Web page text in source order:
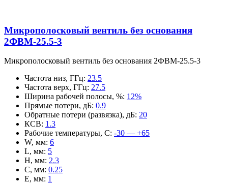
Микрополосковый вентиль без основания
2ФВМ-25.5-3
Микрополосковый вентиль без основания 2ФВМ-25.5-3
Частота низ, ГГц: 23.5
Частота верх, ГГц: 27.5
Ширина рабочей полосы, %: 12%
Прямые потери, дБ: 0.9
Обратные потери (развязка), дБ: 20
КСВ: 1.3
Рабочие температуры, С: -30 — +65
W, мм: 6
L, мм: 5
H, мм: 2.3
C, мм: 0.25
E, мм: 1